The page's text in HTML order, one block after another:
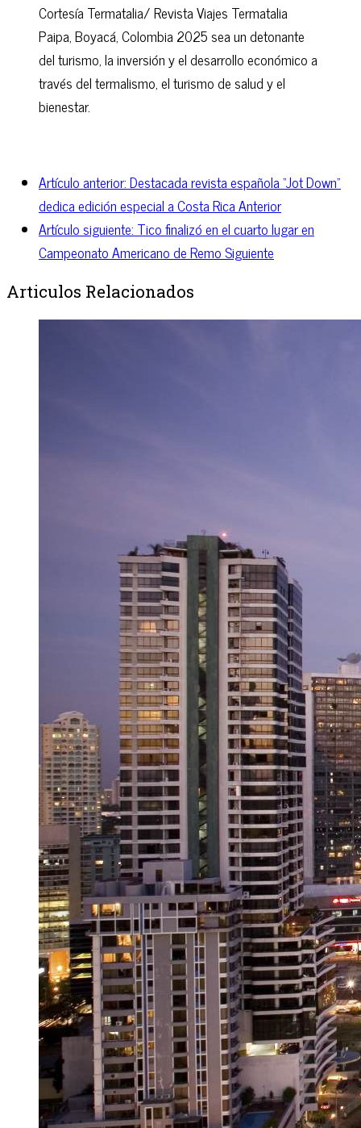
Cortesía Termatalia/ Revista Viajes Termatalia
Paipa, Boyacá, Colombia 2025 sea un detonante
del turismo, la inversión y el desarrollo económico a
través del termalismo, el turismo de salud y el
bienestar.
Artículo anterior: Destacada revista española “Jot Down”
dedica edición especial a Costa RicaAnterior
Artículo siguiente: Tico finalizó en el cuarto lugar en
Campeonato Americano de RemoSiguiente
Articulos Relacionados